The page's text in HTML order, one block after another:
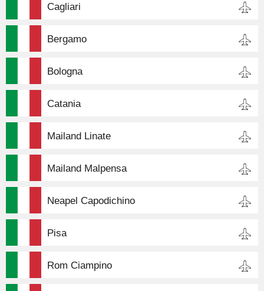
Cagliari
Bergamo
Bologna
Catania
Mailand Linate
Mailand Malpensa
Neapel Capodichino
Pisa
Rom Ciampino